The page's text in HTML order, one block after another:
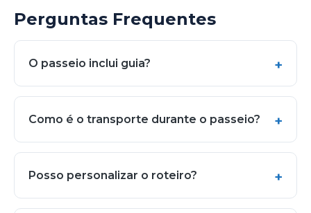
Perguntas Frequentes
O passeio inclui guia?
Como é o transporte durante o passeio?
Posso personalizar o roteiro?